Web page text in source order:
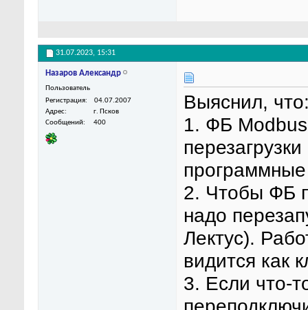
31.07.2023, 15:31
Назаров Александр
Пользователь
Регистрация
04.07.2007
Адрес
г. Псков
Сообщений
400
Выяснил,
1. ФБ Modbus
2. Чтобы ФБ
надо
Лектус).
видится как
3. Если что-